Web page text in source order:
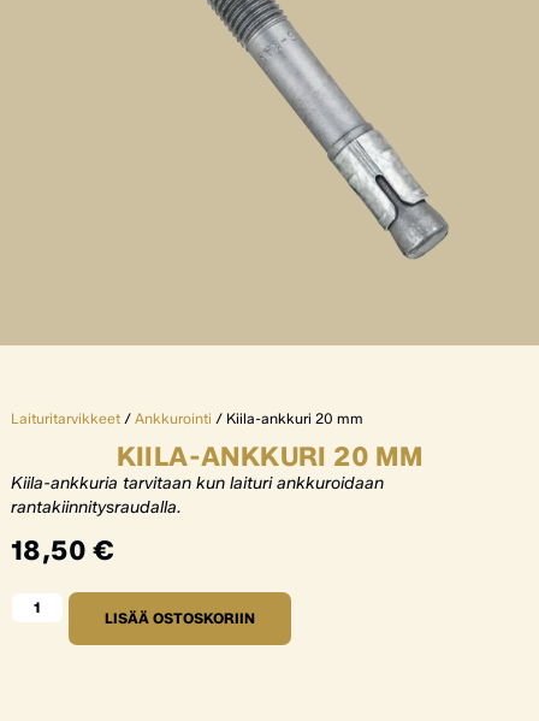
Laituritarvikkeet/ Ankkurointi / Kiila-ankkuri 20 mm
KIILA-ANKKURI 20 MM
Kiila-ankkuria tarvitaan kun laituri ankkuroidaan
rantakiinnitysraudalla.
18,50€
LISÄÄ OSTOSKORIIN